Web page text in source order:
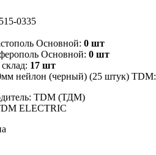
0335
Основной: 0 шт
Основной: 0 шт
17 шт
нейлон (черный) (25 штук) TDM:
TDM (ТДМ)
ELECTRIC